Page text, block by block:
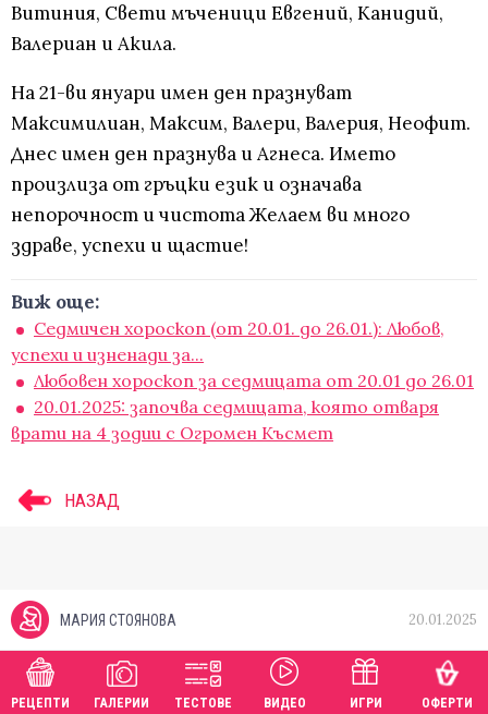
Витиния, Свети мъченици Евгений, Канидий,
Валериан и Акила.
На 21-ви януари имен ден празнуват
Максимилиан, Максим, Валери, Валерия, Неофит.
Днес имен ден празнува и Агнеса. Името
произлиза от гръцки език и означава
непорочност и чистота Желаем ви много
здраве, успехи и щастие!
Виж още:
Седмичен хороскоп (от 20.01. до 26.01.): Любов,
успехи и изненади за...
Любовен хороскоп за седмицата от 20.01 до 26.01
20.01.2025: започва седмицата, която отваря
врати на 4 зодии с Огромен Късмет
НАЗАД
МАРИЯ СТОЯНОВА 20.01.2025
РЕЦЕПТИ ГАЛЕРИИ ТЕСТОВЕ ВИДЕО ИГРИ ОФЕРТИ